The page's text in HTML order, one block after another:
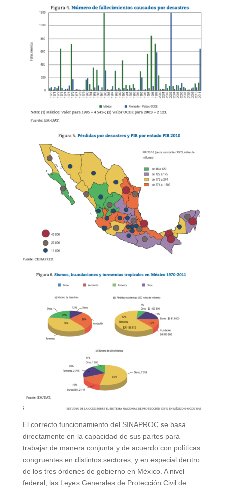
El correcto funcionamiento del SINAPROC se basa
directamente en la capacidad de sus partes para
trabajar de manera conjunta y de acuerdo con políticas
congruentes en distintos sectores, y en especial dentro
de los tres órdenes de gobierno en México. A nivel
federal, las Leyes Generales de Protección Civil de